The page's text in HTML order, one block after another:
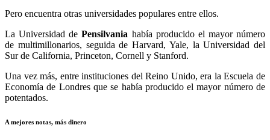
Pero encuentra otras universidades populares entre ellos.
La Universidad de Pensilvania había producido el mayor número
de multimillonarios, seguida de Harvard, Yale, la Universidad del
Sur de California, Princeton, Cornell y Stanford.
Una vez más, entre instituciones del Reino Unido, era la Escuela de
Economía de Londres que se había producido el mayor número de
potentados.
A mejores notas, más dinero